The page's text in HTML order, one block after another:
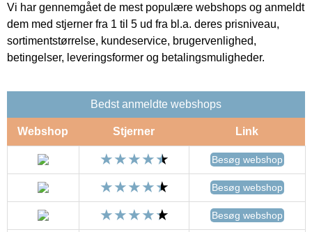
Vi har gennemgået de mest populære webshops og anmeldt
dem med stjerner fra 1 til 5 ud fra bl.a. deres prisniveau,
sortimentstørrelse, kundeservice, brugervenlighed,
betingelser, leveringsformer og betalingsmuligheder.
Bedst anmeldte webshops
Webshop Stjerner Link
Besøg webshop
Besøg webshop
Besøg webshop